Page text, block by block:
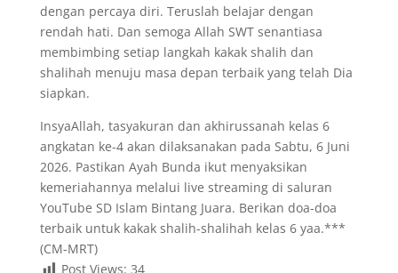
dengan percaya diri. Teruslah belajar dengan
rendah hati. Dan semoga Allah SWT senantiasa
membimbing setiap langkah kakak shalih dan
shalihah menuju masa depan terbaik yang telah Dia
siapkan.
InsyaAllah, tasyakuran dan akhirussanah kelas 6
angkatan ke-4 akan dilaksanakan pada Sabtu, 6 Juni
2026. Pastikan Ayah Bunda ikut menyaksikan
kemeriahannya melalui live streaming di saluran
YouTube SD Islam Bintang Juara. Berikan doa-doa
terbaik untuk kakak shalih-shalihah kelas 6 yaa.***
(CM-MRT)
Post Views: 34